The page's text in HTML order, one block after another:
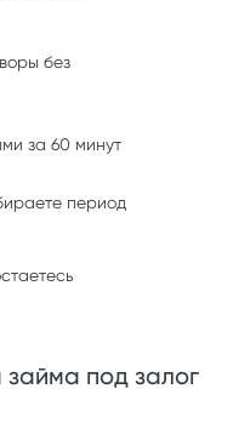
без
за 60 минут
период
под залог